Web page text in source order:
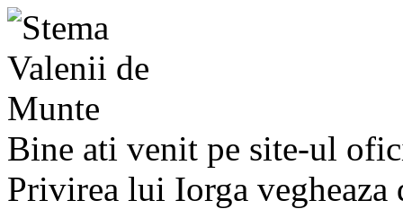
Bine ati venit pe site-ul
Privirea lui Iorga